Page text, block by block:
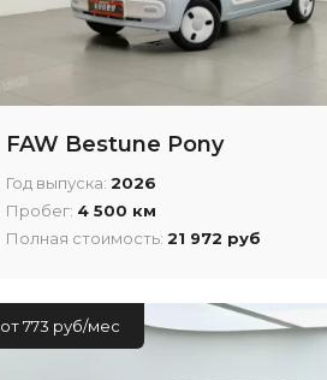
FAW Bestune Pony
Год выпуска: 2026
Пробег: 4 500 км
Полная стоимость: 21 972 руб
от 773 руб/мес